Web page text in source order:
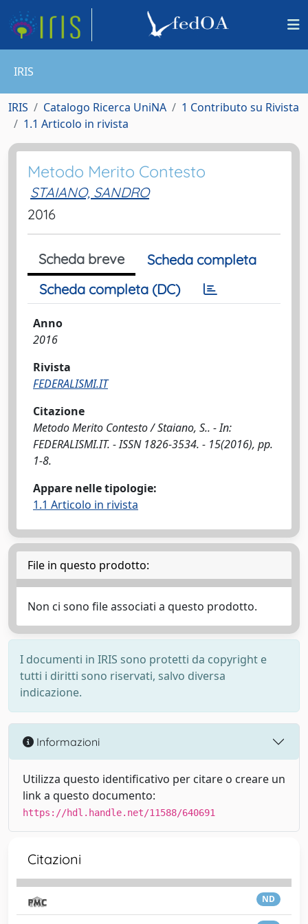
IRIS
IRIS Catalogo Ricerca UniNA
1 Contributo su Rivista
1.1 Articolo in rivista
Metodo Merito Contesto
STAIANO, SANDRO
2016
Scheda breve
Scheda completa
Scheda completa (DC)
Anno
2016
Rivista
FEDERALISMI.IT
Citazione
Metodo Merito Contesto / Staiano, S.. - In:
FEDERALISMI.IT. - ISSN 1826-3534. - 15(2016), pp.
1-8.
Appare nelle tipologie:
1.1 Articolo in rivista
File in questo prodotto:
Non ci sono file associati a questo prodotto.
I documenti in IRIS sono protetti da copyright e
tutti i diritti sono riservati, salvo diversa
indicazione.
Informazioni
Utilizza questo identificativo per citare o creare un
link a questo documento:
https://hdl.handle.net/11588/640691
Citazioni
ND